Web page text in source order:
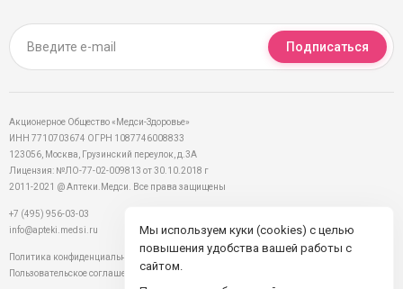
Подписаться
Акционерное Общество «Медси-Здоровье»
ИНН 7710703674 ОГРН 1087746008833
123056, Москва, Грузинский переулок, д.3А
Лицензия: №ЛО-77-02-009813 от 30.10.2018 г
2011-2021 @ Аптеки.Медси. Все права защищены
+7 (495) 956-03-03
info@apteki.medsi.ru
Политика конфиденциальности
Пользовательское соглашение
Мы используем куки (cookies) с целью
повышения удобства вашей работы с
сайтом.